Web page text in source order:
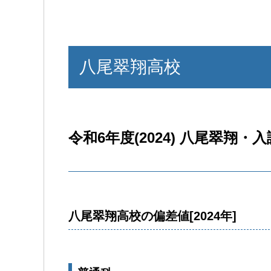
八尾翠翔高校
令和6年度(2024) 八尾翠翔・入
八尾翠翔高校の偏差値[2024年]